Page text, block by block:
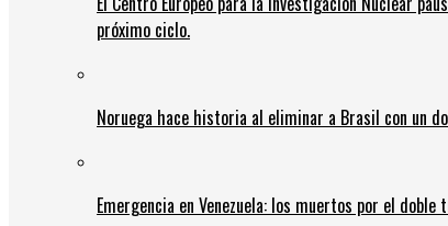
próximo ciclo.
Noruega hace historia al eliminar a Brasil con un
Emergencia en Venezuela: los muertos por el